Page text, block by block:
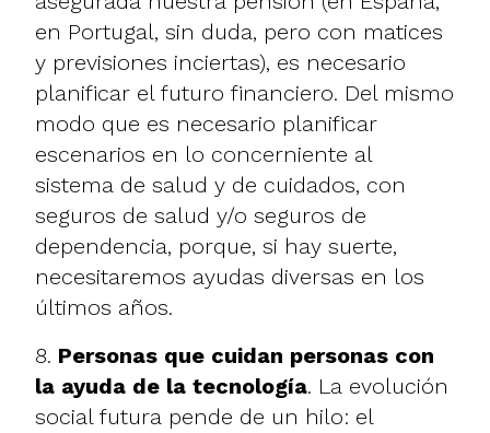
en Portugal, sin duda, pero con matices
y previsiones inciertas), es necesario
planificar el futuro financiero. Del mismo
modo que es necesario planificar
escenarios en lo concerniente al
sistema de salud y de cuidados, con
seguros de salud y/o seguros de
dependencia, porque, si hay suerte,
necesitaremos ayudas diversas en los
últimos años.
8. Personas que cuidan personas con
la ayuda de la tecnología. La evolución
social futura pende de un hilo: el